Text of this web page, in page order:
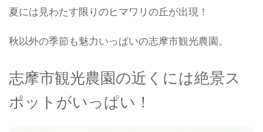
夏には見わたす限りのヒマワリの丘が出現！
秋以外の季節も魅力いっぱいの志摩市観光農園。
志摩市観光農園の近くには絶景ス
ポットがいっぱい！